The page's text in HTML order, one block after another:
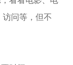
问等，但不